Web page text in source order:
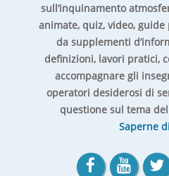
sull’inquinamento
animate, quiz, video,
da supplementi
definizioni, lavori pratici,
accompagnare gli
operatori desiderosi di
questione sul tema
Saperne